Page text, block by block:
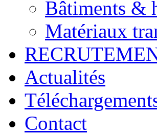
Bâtiments &
Matériaux
Actualités
Contact